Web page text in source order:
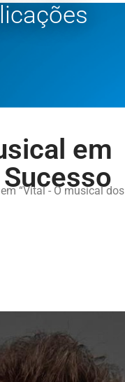
em
“Vital - O musical dos